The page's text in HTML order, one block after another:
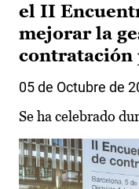
el II
mejorar la
contratación
05 de Octubre de
Se ha celebrado